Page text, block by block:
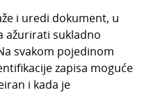
i uredi dokument, u
ažurirati sukladno
svakom pojedinom
zapisa moguće
i kada je